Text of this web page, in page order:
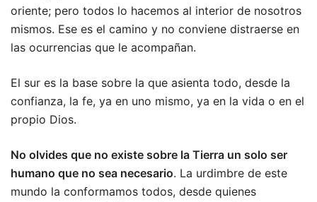
oriente; pero todos lo hacemos al interior de nosotros
mismos. Ese es el camino y no conviene distraerse en
las ocurrencias que le acompañan.
El sur es la base sobre la que asienta todo, desde la
confianza, la fe, ya en uno mismo, ya en la vida o en el
propio Dios.
No olvides que no existe sobre la Tierra un solo ser
humano que no sea necesario. La urdimbre de este
mundo la conformamos todos, desde quienes